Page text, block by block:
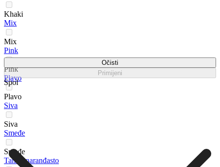
Khaki
Mix
Mix
Pink
Pink
Plavo
Plavo
Siva
Siva
Smeđe
Smeđe
Tamnonaranđasto
Očisti
Primijeni
Spol